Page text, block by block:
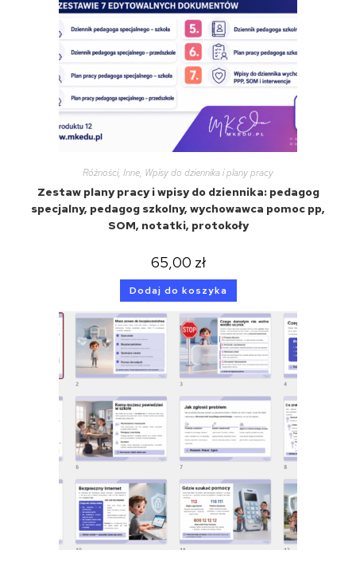
Różności, Inne, Wpisy do dziennika i plany pracy
Zestaw plany pracy i wpisy do dziennika: pedagog
specjalny, pedagog szkolny, wychowawca pomoc pp,
SOM, notatki, protokoły
65,00 zł
Dodaj do koszyka